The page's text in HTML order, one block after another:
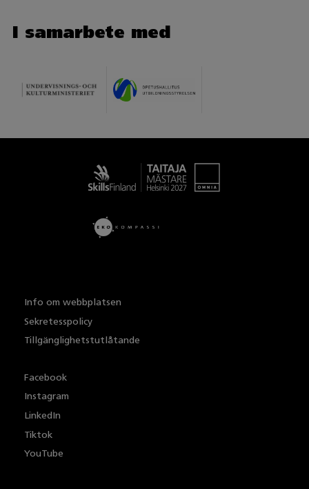
I samarbete med
Info om webbplatsen
Sekretesspolicy
Tillgänglighetstutlåtande
Facebook
Instagram
LinkedIn
Tiktok
YouTube